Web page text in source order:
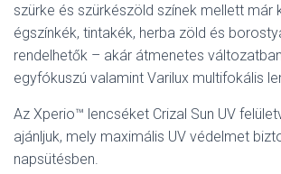
szürke és szürkészöld színek mellett már
égszínkék, tintakék, herba zöld és
rendelhetők – akár átmenetes
egyfókuszú valamint Varilux multifokális
Az Xperio™ lencséket Crizal Sun UV
ajánljuk, mely maximális UV védelmet
napsütésben.